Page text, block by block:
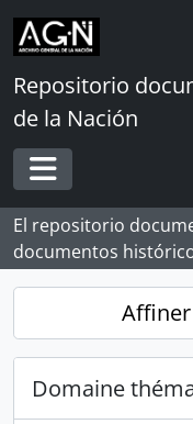
Skip to main content
Repositorio
de la Nación
Toggle
El repositorio
documentos
Domaine